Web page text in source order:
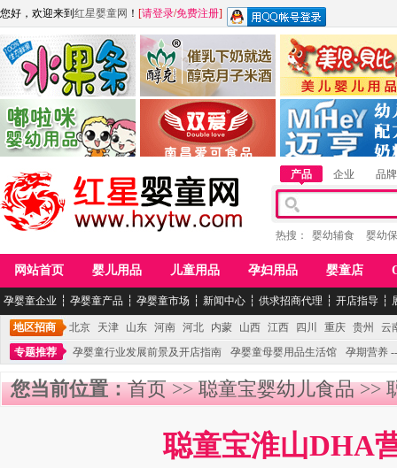
您好，欢迎来到 红星婴童网 ！ [请登录/免费注册]
江西麦嘟嘟食品有限公司
青岛嘟啦咪婴幼儿用品公司
江西醇之客月子米酒 惠州市美儿婴儿用品
湖南迈亨母婴用品有限
产品 企业 品牌
热搜： 婴幼辅食 婴幼
网站首页 婴儿用品 儿童用品 孕妇用品 婴童店
孕婴童企业 ┆ 孕婴童产品 ┆ 孕婴童市场 ┆ 新闻中心 ┆ 供求招商代理 ┆ 开店指导 ┆
地区招商 北京 天津 山东 河南 河北 内蒙 山西 江西 四川 重庆 贵州
云
专题推荐
孕婴童行业发展前景及开店指南 孕婴童母婴用品生活馆 孕期营养
您当前位置：首页>>聪童宝婴幼儿食品>>
聪童宝淮山DHA